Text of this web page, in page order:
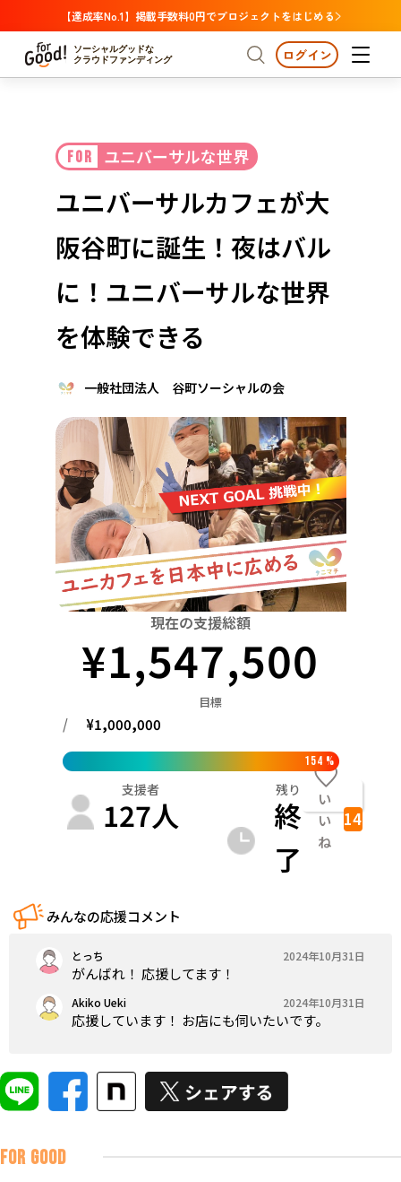
【達成率No.1】掲載手数料0円でプロジェクトをはじめる
ソーシャルグッドな
クラウドファンディング
プロジェクトからさがす 注目
カテゴリーからさがす 国際協力
医療・福祉
人権・マイノリティ
近畿
中国
四国
九州・沖縄
注目 新着
支援金額が多い
支援人数が多い
終了日が近い
カテゴリーからさがす
国際協力 医療・福祉
子ども・教育
環境・エシカル
人権・マイノリティ
社会貢献
地域からさがす
北海道 青森 岩手 宮城 秋田
茨城 栃木 埼玉 千葉 東京
新潟 富山 石川 福井 山梨 長野
滋賀 京都 大阪 兵庫 奈良
島根 岡山 広島 山口
長崎
ログイン
FOR ユニバーサルな世界
ユニバーサルカフェが大
阪谷町に誕生！夜はバル
に！ユニバーサルな世界
を体験できる
一般社団法人 谷町ソーシャルの会
現在の支援総額
¥1,547,500
目標
/ ¥1,000,000
154 %
支援者
127人
残り
終
了
い
い
ね
14
みんなの応援コメント
とっち 2024年10月31日
がんばれ！ 応援してます！
Akiko Ueki 2024年10月31日
応援しています！ お店にも伺いたいです。
FOR GOOD